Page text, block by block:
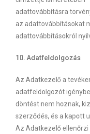
adattovábbításra
az adattovábbításokat
adattovábbításokról
10. Adatfeldolgozás
Az Adatkezelő a
adatfeldolgozót
döntést nem hoznak,
szerződés, és a kapott
Az Adatkezelő